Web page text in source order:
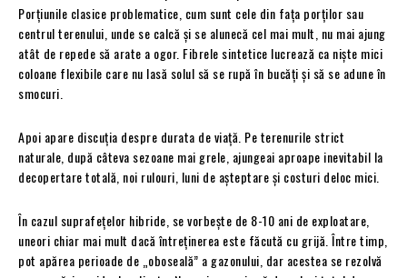
Porțiunile clasice problematice, cum sunt cele din fața porților sau
centrul terenului, unde se calcă și se alunecă cel mai mult, nu mai ajung
atât de repede să arate a ogor. Fibrele sintetice lucrează ca niște mici
coloane flexibile care nu lasă solul să se rupă în bucăți și să se adune în
smocuri.
Apoi apare discuția despre durata de viață. Pe terenurile strict
naturale, după câteva sezoane mai grele, ajungeai aproape inevitabil la
decopertare totală, noi rulouri, luni de așteptare și costuri deloc mici.
În cazul suprafețelor hibride, se vorbește de 8-10 ani de exploatare,
uneori chiar mai mult dacă întreținerea este făcută cu grijă. Între timp,
pot apărea perioade de „oboseală” a gazonului, dar acestea se rezolvă